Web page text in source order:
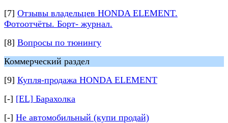
[7] Отзывы владельцев HONDA ELEMENT.
Фотоотчёты. Борт- журнал.
[8] Вопросы по тюнингу
Коммерческий раздел
[9] Купля-продажа HONDA ELEMENT
[-] [EL] Барахолка
[-] Не автомобильный (купи продай)